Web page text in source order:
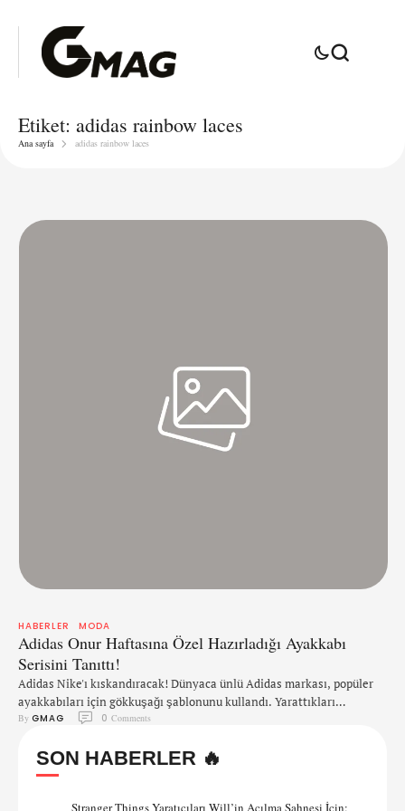
Etiket: adidas rainbow laces
Ana sayfa adidas rainbow laces
HABERLER MODA
Adidas Onur Haftasına Özel Hazırladığı Ayakkabı
Serisini Tanıttı!
Adidas Nike'ı kıskandıracak! Dünyaca ünlü Adidas markası, popüler
ayakkabıları için gökkuşağı şablonunu kullandı. Yarattıkları
gökkuşağı serisi ile ilgili konuşan marka, bu serinin yaratıcıların
baştan yaratan insanları temsil ettiğini söyledi. “Bu seri için LGBT
topluluğundan ilham aldık. Serideki ürünlerde kullanılan renkler, bizi
By GMAG 0 Comments
SON HABERLER 🔥
Stranger Things Yaratıcıları Will’in Açılma Sahnesi İçin: